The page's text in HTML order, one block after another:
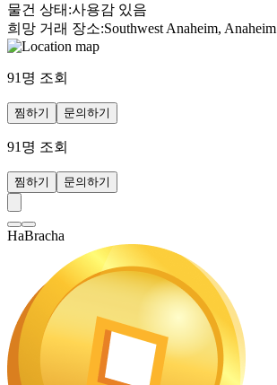
물건 상태 :사용감 있음
희망 거래 장소:Southwest Anaheim, Anaheim
91 명 조회
찜하기 문의하기
91 명 조회
찜하기 문의하기
HaBracha